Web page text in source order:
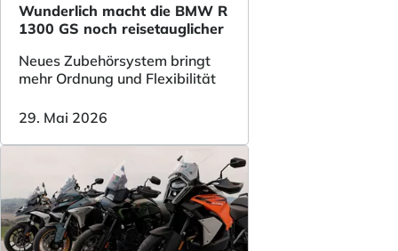
Wunderlich macht die BMW R
1300 GS noch reisetauglicher
Neues Zubehörsystem bringt
mehr Ordnung und Flexibilität
29. Mai 2026